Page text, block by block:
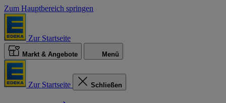
Zum Hauptbereich springen
Zur Startseite
Markt & Angebote Menü
Zur Startseite Schließen